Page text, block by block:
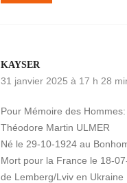
KAYSER
31 janvier 2025 à 17 h 28
Pour Mémoire des Hommes:
Théodore Martin ULMER
Né le 29-10-1924 au
Mort pour la France le 18-
de Lemberg/Lviv en Ukraine